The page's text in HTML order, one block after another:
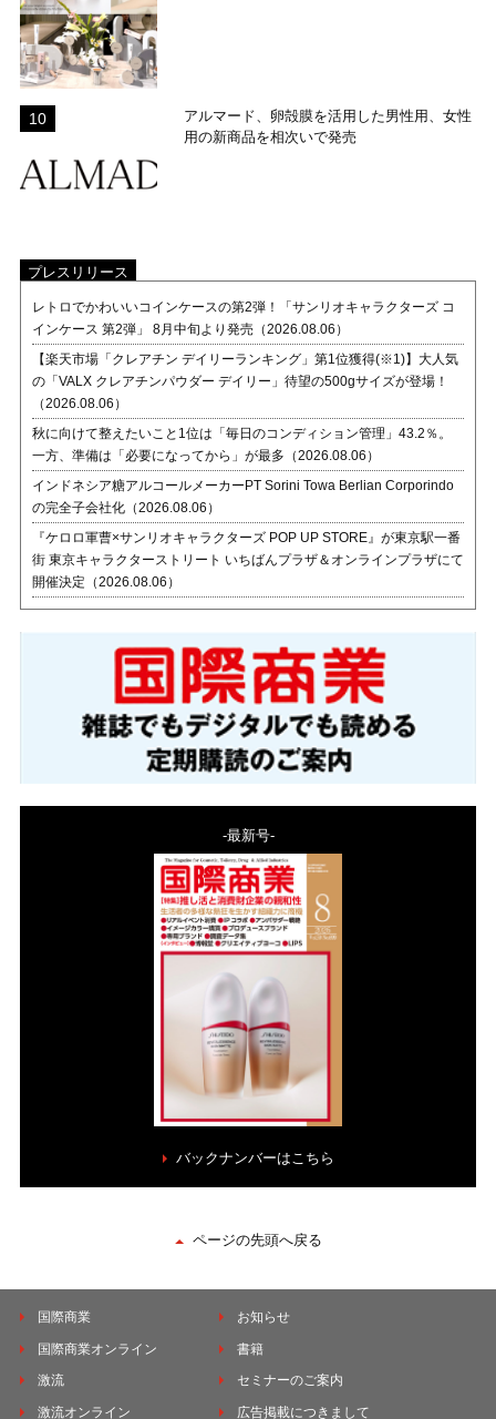
アルマード、卵殻膜を活用した男性用、女性
用の新商品を相次いで発売
プレスリリース
レトロでかわいいコインケースの第2弾！「サンリオキャラクターズ コ
インケース 第2弾」 8月中旬より発売（2026.08.06）
【楽天市場「クレアチン デイリーランキング」第1位獲得(※1)】大人気
の「VALX クレアチンパウダー デイリー」待望の500gサイズが登場！
（2026.08.06）
秋に向けて整えたいこと1位は「毎日のコンディション管理」43.2％。
一方、準備は「必要になってから」が最多（2026.08.06）
インドネシア糖アルコールメーカーPT Sorini Towa Berlian Corporindo
の完全子会社化（2026.08.06）
『ケロロ軍曹×サンリオキャラクターズ POP UP STORE』が東京駅一番
街 東京キャラクターストリート いちばんプラザ＆オンラインプラザにて
開催決定（2026.08.06）
-最新号-
バックナンバーはこちら
ページの先頭へ戻る
国際商業
国際商業オンライン
激流
激流オンライン
お知らせ
書籍
セミナーのご案内
広告掲載につきまして